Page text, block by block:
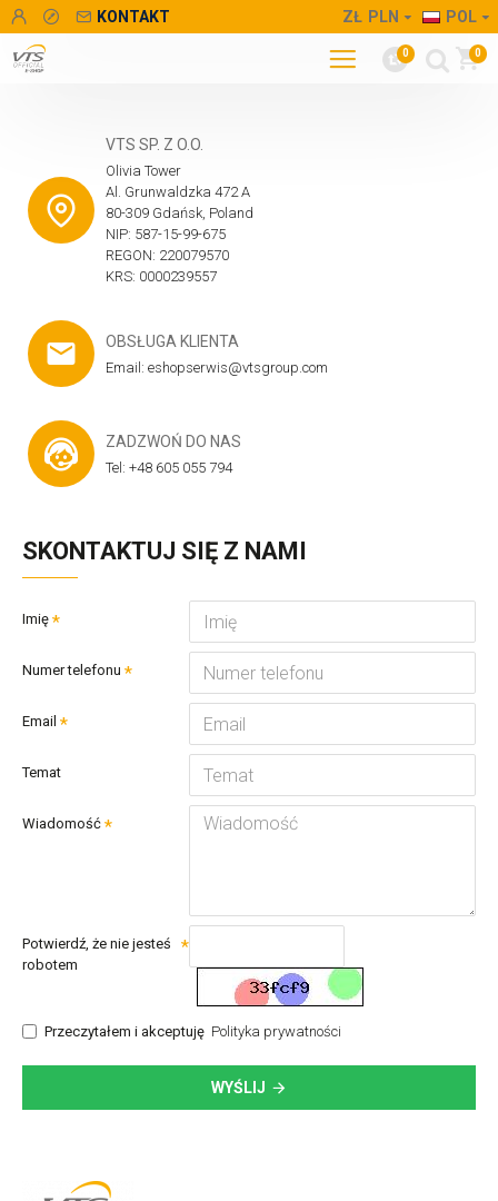
KONTAKT ZŁ PLN POL
0 0
VTS SP. Z O.O.
Olivia Tower
Al. Grunwaldzka 472 A
80-309 Gdańsk, Poland
NIP: 587-15-99-675
REGON: 220079570
KRS: 0000239557
OBSŁUGA KLIENTA
Email: eshopserwis@vtsgroup.com
ZADZWOŃ DO NAS
Tel: +48 605 055 794
SKONTAKTUJ SIĘ Z NAMI
Imię
Numer telefonu
Email
Temat
Wiadomość
Potwierdź, że nie jesteś
robotem
Przeczytałem i akceptuję Polityka prywatności
WYŚLIJ